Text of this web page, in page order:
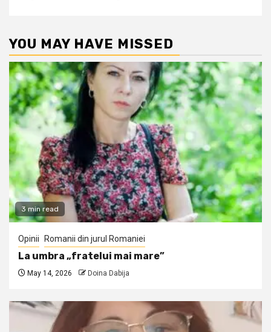
YOU MAY HAVE MISSED
3 min read
Opinii Romanii din jurul Romaniei
La umbra „fratelui mai mare”
May 14, 2026 Doina Dabija